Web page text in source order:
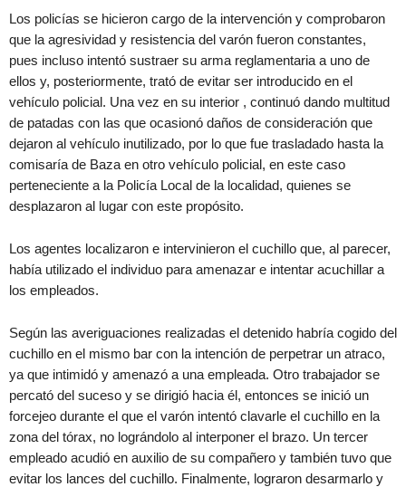
Los policías se hicieron cargo de la intervención y comprobaron
que la agresividad y resistencia del varón fueron constantes,
pues incluso intentó sustraer su arma reglamentaria a uno de
ellos y, posteriormente, trató de evitar ser introducido en el
vehículo policial. Una vez en su interior , continuó dando multitud
de patadas con las que ocasionó daños de consideración que
dejaron al vehículo inutilizado, por lo que fue trasladado hasta la
comisaría de Baza en otro vehículo policial, en este caso
perteneciente a la Policía Local de la localidad, quienes se
desplazaron al lugar con este propósito.
Los agentes localizaron e intervinieron el cuchillo que, al parecer,
había utilizado el individuo para amenazar e intentar acuchillar a
los empleados.
Según las averiguaciones realizadas el detenido habría cogido del
cuchillo en el mismo bar con la intención de perpetrar un atraco,
ya que intimidó y amenazó a una empleada. Otro trabajador se
percató del suceso y se dirigió hacia él, entonces se inició un
forcejeo durante el que el varón intentó clavarle el cuchillo en la
zona del tórax, no lográndolo al interponer el brazo. Un tercer
empleado acudió en auxilio de su compañero y también tuvo que
evitar los lances del cuchillo. Finalmente, lograron desarmarlo y